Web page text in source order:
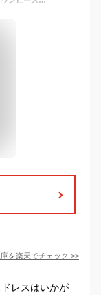
を楽天でチェック >>
レスはいかが